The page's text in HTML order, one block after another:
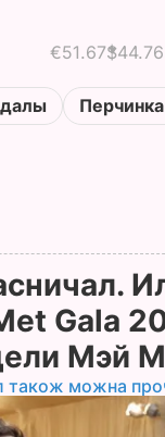
€51.67$44.76
Перчинка
Gala
Мэй
також можна